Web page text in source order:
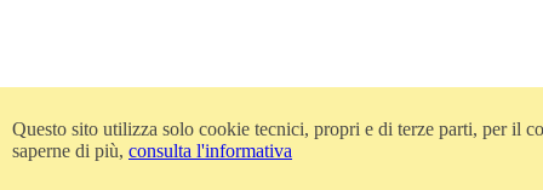
Questo sito utilizza solo cookie tecnici, propri e di terze parti, per il
saperne di più, consulta l'informativa